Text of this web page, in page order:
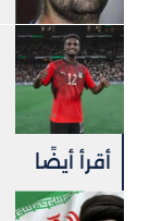
أقرأ أيضًا